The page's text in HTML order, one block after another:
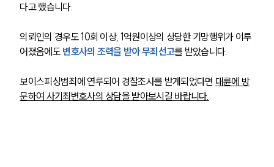
그룹소개
그룹소개
다고 했습니다.
의뢰인의 경우도 10회 이상, 1억원이상의 상당한 기망행위가 이루
어졌음에도 변호사의 조력을 받아 무죄선고를 받았습니다.
보이스피싱범죄에 연루되어 경찰조사를 받게되었다면 대륜에 방
문하여 사기죄변호사의 상담을 받아보시길 바랍니다.